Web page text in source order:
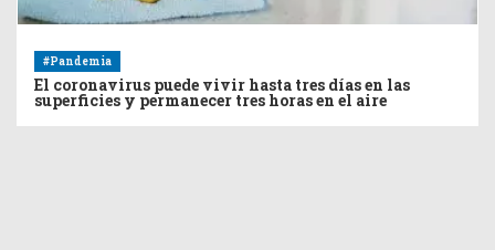
#Pandemia
El coronavirus puede vivir hasta tres días en las
superficies y permanecer tres horas en el aire